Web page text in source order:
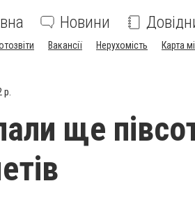
Новини
Вакансії Нерухомість Карта
р.
ще